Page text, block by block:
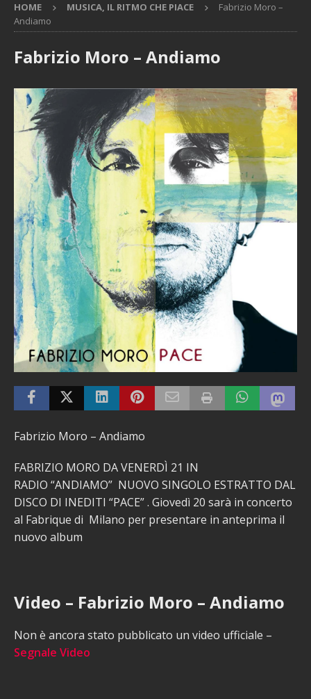
HOME MUSICA, IL RITMO CHE PIACE
Fabrizio Moro –
Andiamo
Fabrizio Moro – Andiamo
Fabrizio Moro – Andiamo
FABRIZIO MORO DA VENERDÌ 21 IN
RADIO “ANDIAMO” NUOVO SINGOLO ESTRATTO DAL
DISCO DI INEDITI “PACE” . Giovedì 20 sarà in concerto
al Fabrique di Milano per presentare in anteprima il
nuovo album
Video – Fabrizio Moro – Andiamo
Non è ancora stato pubblicato un video ufficiale –
Segnale Video